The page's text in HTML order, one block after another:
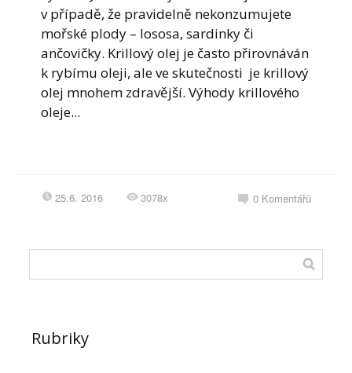
v případě, že pravidelně nekonzumujete
mořské plody – lososa, sardinky či
ančovičky. Krillový olej je často přirovnáván
k rybímu oleji, ale ve skutečnosti je krillový
olej mnohem zdravější. Výhody krillového
oleje...
25.6. 2016 3078x 0 Komentářů
Rubriky